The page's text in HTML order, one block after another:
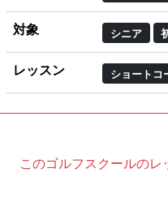
対象 シニア
レッスン ショートコ
このゴルフスクールの